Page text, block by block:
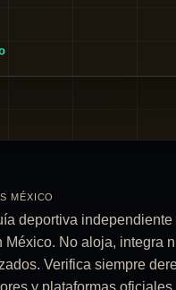
MÉXICO
deportiva independiente
México. No aloja, integra
Verifica siempre
y plataformas oficiales.